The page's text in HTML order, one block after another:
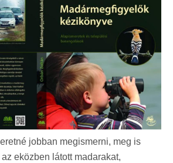
jobban megismerni, meg is
eközben látott madarakat,